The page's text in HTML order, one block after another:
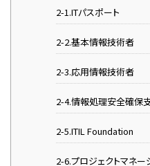
2-1.ITパスポート
2-2.基本情報技術者
2-3.応用情報技術者
2-4.情報処理安全確保支
2-5.ITIL Foundation
2-6.プロジェクトマネー